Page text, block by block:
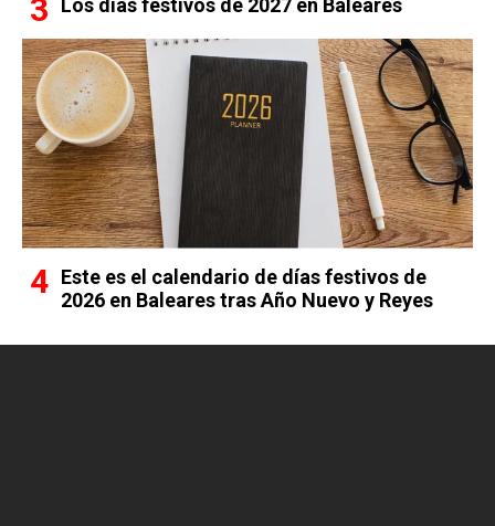
Este es el calendario de días festivos de
2026 en Baleares tras Año Nuevo y Reyes